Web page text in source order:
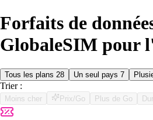
Forfaits de
GlobaleSIM pour
Tous les plans 28 Un seul pays 7
Trier :
Moins cher Prix/Go Plus de Go